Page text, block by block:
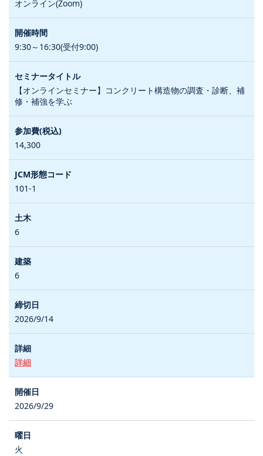
オンライン(Zoom)
9:30～16:30(受付9:00)
【オンラインセミナー】コンクリート構造物の調査・診断、補
修・補強を学ぶ
14,300
101-1
6
6
2026/9/14
詳細
2026/9/29
火